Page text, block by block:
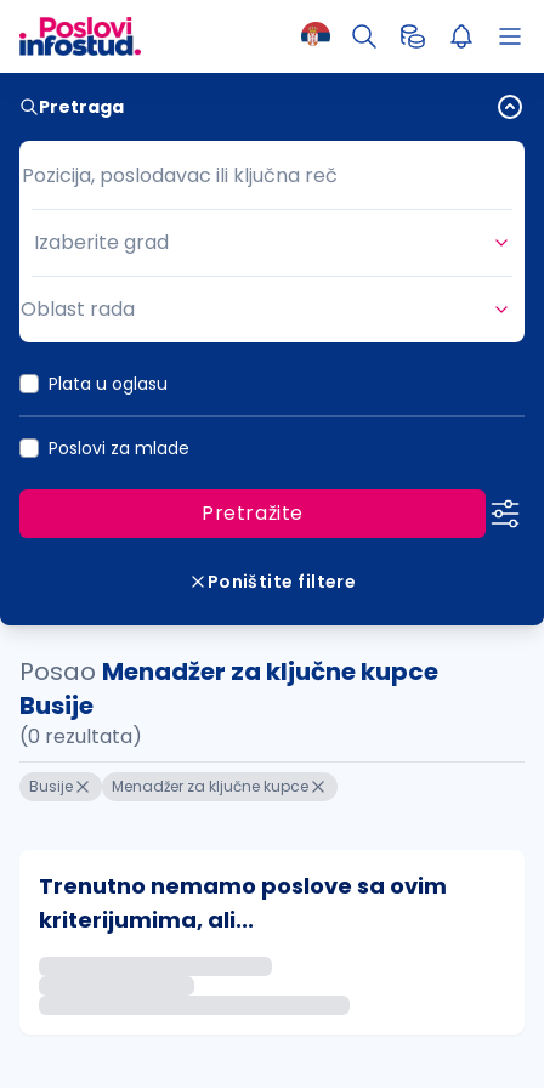
Pretraga
Pozicija, poslodavac ili ključna reč
Pozicija, poslodavac ili ključna reč
Grad
Izaberite grad
Oblast rada
Plata u oglasu
Poslovi za mlade
Pretražite
Poništite filtere
Posao Menadžer za ključne kupce
Busije
(0 rezultata)
Busije Menadžer za ključne kupce
Trenutno nemamo poslove sa ovim
kriterijumima, ali...